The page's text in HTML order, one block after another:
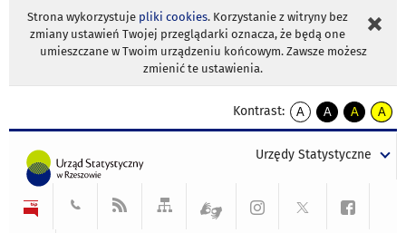
Strona wykorzystuje pliki cookies. Korzystanie z witryny bez
zmiany ustawień Twojej przeglądarki oznacza, że będą one
umieszczane w Twoim urządzeniu końcowym. Zawsze możesz
zmienić te ustawienia.
Kontrast:
A
kontrast
A
kontrast
tekst
czarnym
A
kontrast
tekst
czarnym
A
tekst
żółtym
Urzędy Statystyczne